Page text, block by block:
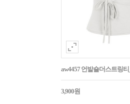
aw4457 언발숄더스트링티
3,900원